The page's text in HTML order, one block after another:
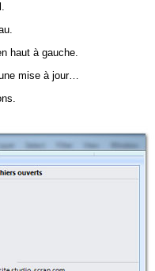
haut à gauche.
mise à jour…